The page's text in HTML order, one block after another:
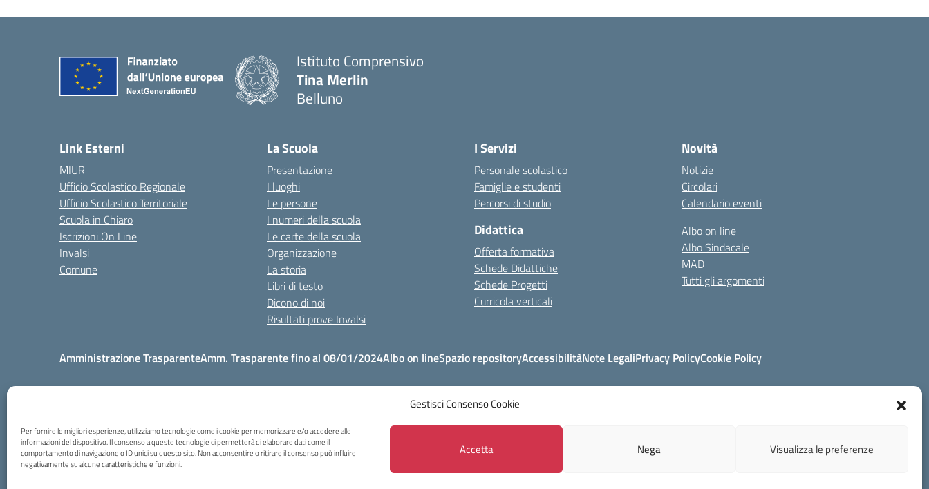
Gestisci Consenso Cookie
Per fornire le migliori esperienze, utilizziamo tecnologie come i cookie per memorizzare e/o accedere alle
informazioni del dispositivo. Il consenso a queste tecnologie ci permetterà di elaborare dati come il
comportamento di navigazione o ID unici su questo sito. Non acconsentire o ritirare il consenso può influire
negativamente su alcune caratteristiche e funzioni.
Accetta Nega Visualizza le preferenze
Istituto Comprensivo
Tina Merlin
Belluno
Link Esterni
MIUR
Ufficio Scolastico Regionale
Ufficio Scolastico Territoriale
Scuola in Chiaro
Iscrizioni On Line
Invalsi
Comune
La Scuola
Presentazione
I luoghi
Le persone
I numeri della scuola
Le carte della scuola
Organizzazione
La storia
Libri di testo
Dicono di noi
Risultati prove Invalsi
I Servizi
Personale scolastico
Famiglie e studenti
Percorsi di studio
Didattica
Offerta formativa
Schede Didattiche
Schede Progetti
Curricola verticali
Novità
Notizie
Circolari
Calendario eventi
Albo on line
Albo Sindacale
MAD
Tutti gli argomenti
Amministrazione TrasparenteAmm. Trasparente fino al 08/01/2024Albo on lineSpazio repositoryAccessibilitàNote LegaliPrivacy PolicyCookie Policy
Copyright 2023 - I.C Tina Merlin - Belluno
Via Bortolo Castellani, 40 32100 Belluno - Tel +39 0437931814 - Mail: blic831003@istruzione.it